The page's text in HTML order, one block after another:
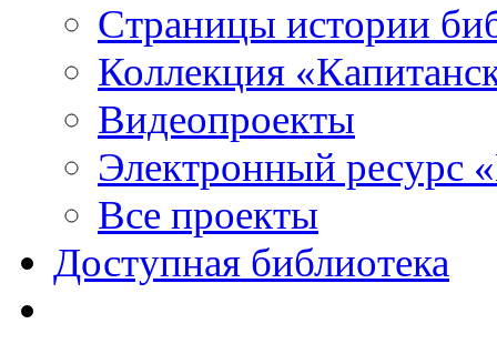
Страницы истории
Коллекция
Видеопроекты
Электронный ресурс
Все проекты
Доступная библиотека